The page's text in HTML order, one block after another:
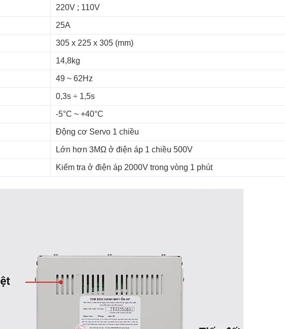
220V ; 110V
25A
305 x 225 x 305 (mm)
14,8kg
49 ~ 62Hz
0,3s ÷ 1,5s
-5°C ~ +40°C
Động cơ Servo 1 chiều
Lớn hơn 3MΩ ở điện áp 1 chiều 500V
Kiểm tra ở điện áp 2000V trong vòng 1 phút